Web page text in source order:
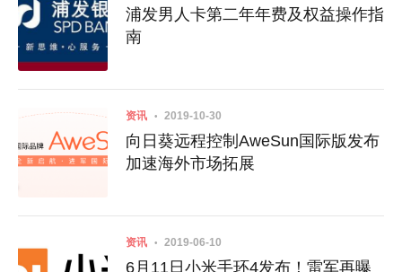
浦发男人卡第二年年费及权益操作指
南
资讯 2019-10-30
向日葵远程控制AweSun国际版发布
加速海外市场拓展
资讯 2019-06-10
6月11日小米手环4发布！雷军再曝